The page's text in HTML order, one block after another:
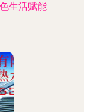
生活赋能